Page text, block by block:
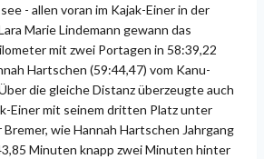
- allen voran im Kajak-Einer in der
Marie Lindemann gewann das
mit zwei Portagen in 58:39,22
Hartschen (59:44,47) vom Kanu-
die gleiche Distanz überzeugte auch
Einer mit seinem dritten Platz unter
wie Hannah Hartschen Jahrgang
Minuten knapp zwei Minuten hinter